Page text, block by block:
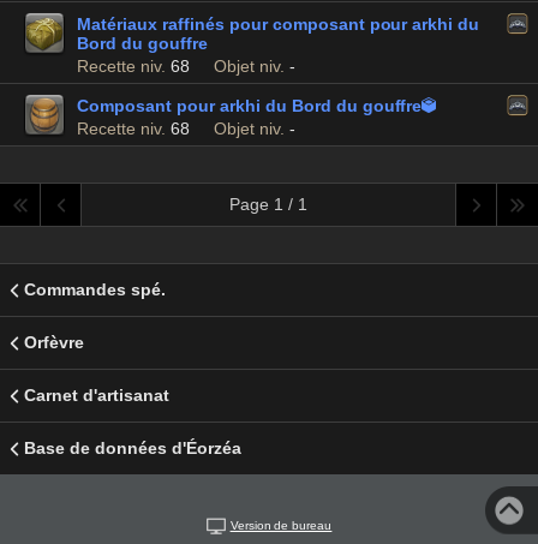
Matériaux raffinés pour composant pour arkhi du
Bord du gouffre
Recette niv. 68 Objet niv. -
Composant pour arkhi du Bord du gouffre
Recette niv. 68 Objet niv. -
Page 1 / 1
Commandes spé.
Orfèvre
Carnet d'artisanat
Base de données d'Éorzéa
Version de bureau